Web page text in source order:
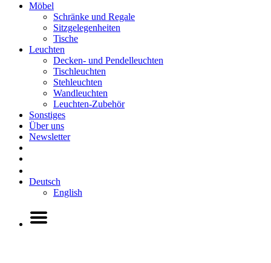
Möbel
Schränke und Regale
Sitzgelegenheiten
Tische
Leuchten
Decken- und Pendelleuchten
Tischleuchten
Stehleuchten
Wandleuchten
Leuchten-Zubehör
Sonstiges
Über uns
Newsletter
Deutsch
English